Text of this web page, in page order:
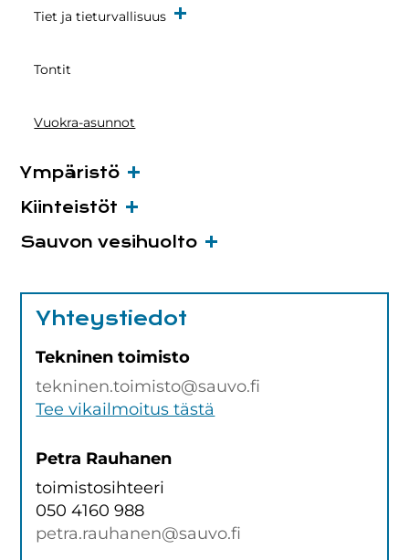
Tiet ja tieturvallisuus
Tontit
Vuokra-asunnot
Ympäristö
Kiinteistöt
Sauvon vesihuolto
Yhteystiedot
Tekninen toimisto
tekninen.toimisto@sauvo.fi
Tee vikailmoitus tästä
Petra Rauhanen
toimistosihteeri
050 4160 988
petra.rauhanen@sauvo.fi